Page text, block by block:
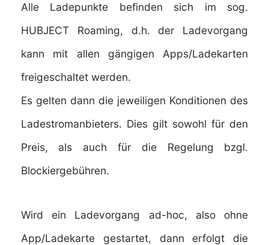
Alle Ladepunkte befinden sich im sog.
HUBJECT Roaming, d.h. der Ladevorgang
kann mit allen gängigen Apps/Ladekarten
freigeschaltet werden.
Es gelten dann die jeweiligen Konditionen des
Ladestromanbieters. Dies gilt sowohl für den
Preis, als auch für die Regelung bzgl.
Blockiergebühren.
Wird ein Ladevorgang ad-hoc, also ohne
App/Ladekarte gestartet, dann erfolgt die